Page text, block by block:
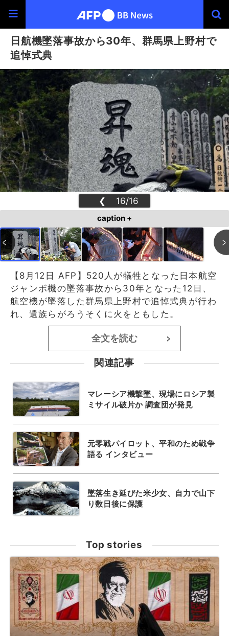
日航機墜落事故から30年、群馬県上野村で
追悼式典
❮
16/16
❯
caption +
【8月12日 AFP】520人が犠牲となった日本航空
ジャンボ機の墜落事故から30年となった12日、
航空機が墜落した群馬県上野村で追悼式典が行わ
れ、遺族らがろうそくに火をともした。
全文を読む >
関連記事
マレーシア機撃墜、現場にロシア製
ミサイル破片か 調査団が発見
元零戦パイロット、平和のため戦争
語る インタビュー
墜落生き延びた米少女、自力で山下
り数日後に保護
Top stories